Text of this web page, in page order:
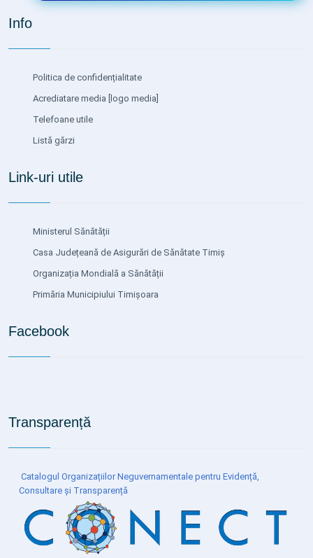
Info
Politica de confidențialitate
Acrediatare media [logo media]
Telefoane utile
Listă gărzi
Link-uri utile
Ministerul Sănătății
Casa Județeană de Asigurări de Sănătate Timiș
Organizația Mondială a Sănătății
Primăria Municipiului Timișoara
Facebook
Transparență
Catalogul Organizațiilor Neguvernamentale pentru Evidență,
Consultare și Transparență